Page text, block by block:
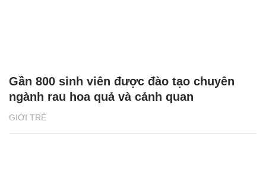
GIỚI TRẺ
Gần 800 sinh viên được đào tạo chuyên
ngành rau hoa quả và cảnh quan